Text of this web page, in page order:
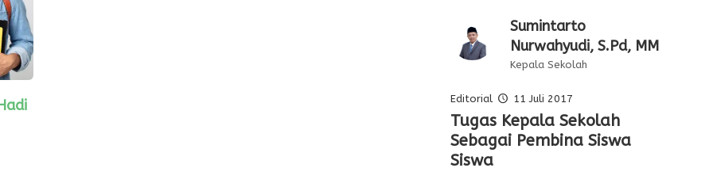
Sumintarto
Nurwahyudi, S.Pd, MM
Kepala Sekolah
Pelajaran Serta
Keteladanan Dari Para
Pahlawan
Editorial 11 Juli 2017
Tugas Kepala Sekolah
Sebagai Pembina Siswa
Siswa
Editorial Oleh Kepala
Sekolah
Membentuk Karakter Siswa
Di Sekolah